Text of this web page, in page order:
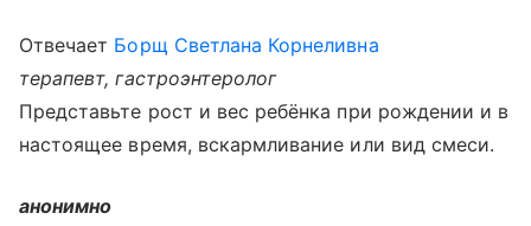
Отвечает Борщ Светлана Корнеливна
терапевт, гастроэнтеролог
Представьте рост и вес ребёнка при рождении и в
настоящее время, вскармливание или вид смеси.
анонимно